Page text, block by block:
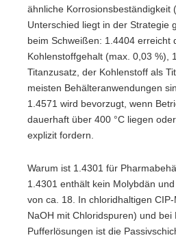
ähnliche Korrosionsbeständigkeit
Unterschied liegt in der Strategie
beim Schweißen: 1.4404 erreicht
Kohlenstoffgehalt (max. 0,03 %),
Titanzusatz, der Kohlenstoff als
meisten Behälteranwendungen
1.4571 wird bevorzugt, wenn
dauerhaft über 400 °C liegen
explizit fordern.
Warum ist 1.4301 für
1.4301 enthält kein Molybdän
von ca. 18. In chloridhaltigen
NaOH mit Chloridspuren) und bei
Pufferlösungen ist die